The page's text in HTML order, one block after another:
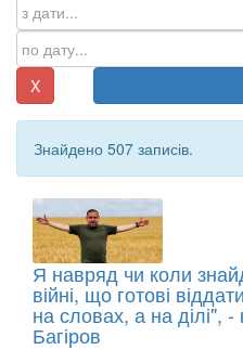
X
Знайдено 507 записів.
Я навряд чи коли
війні, що готові
на словах, а на ділі",
Багіров